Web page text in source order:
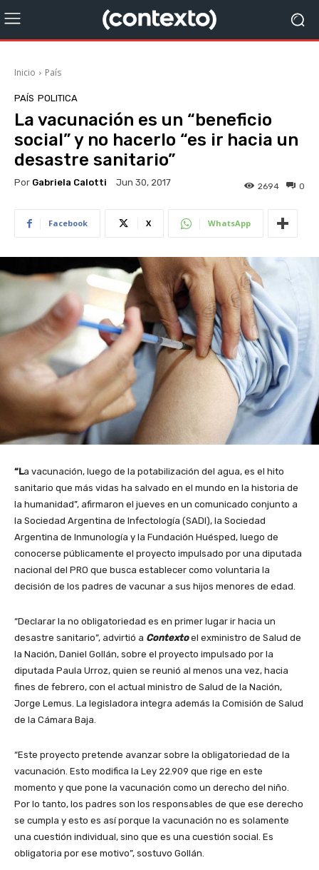
Inicio País
PAÍS POLITICA
La vacunación es un “beneficio
social” y no hacerlo “es ir hacia un
desastre sanitario”
Por Gabriela Calotti Jun 30, 2017 0
2694
Facebook X WhatsApp
“La vacunación, luego de la potabilización del agua, es el hito
sanitario que más vidas ha salvado en el mundo en la historia de
la humanidad”, afirmaron el jueves en un comunicado conjunto a
la Sociedad Argentina de Infectología (SADI), la Sociedad
Argentina de Inmunología y la Fundación Huésped, luego de
conocerse públicamente el proyecto impulsado por una diputada
nacional del PRO que busca establecer como voluntaria la
decisión de los padres de vacunar a sus hijos menores de edad.
“Declarar la no obligatoriedad es en primer lugar ir hacia un
desastre sanitario”, advirtió a Contextoel exministro de Salud de
la Nación, Daniel Gollán, sobre el proyecto impulsado por la
diputada Paula Urroz, quien se reunió al menos una vez, hacia
fines de febrero, con el actual ministro de Salud de la Nación,
Jorge Lemus. La legisladora integra además la Comisión de Salud
de la Cámara Baja.
“Este proyecto pretende avanzar sobre la obligatoriedad de la
vacunación. Esto modifica la Ley 22.909 que rige en este
momento y que pone la vacunación como un derecho del niño.
Por lo tanto, los padres son los responsables de que ese derecho
se cumpla y esto es así porque la vacunación no es solamente
una cuestión individual, sino que es una cuestión social. Es
obligatoria por ese motivo”, sostuvo Gollán.